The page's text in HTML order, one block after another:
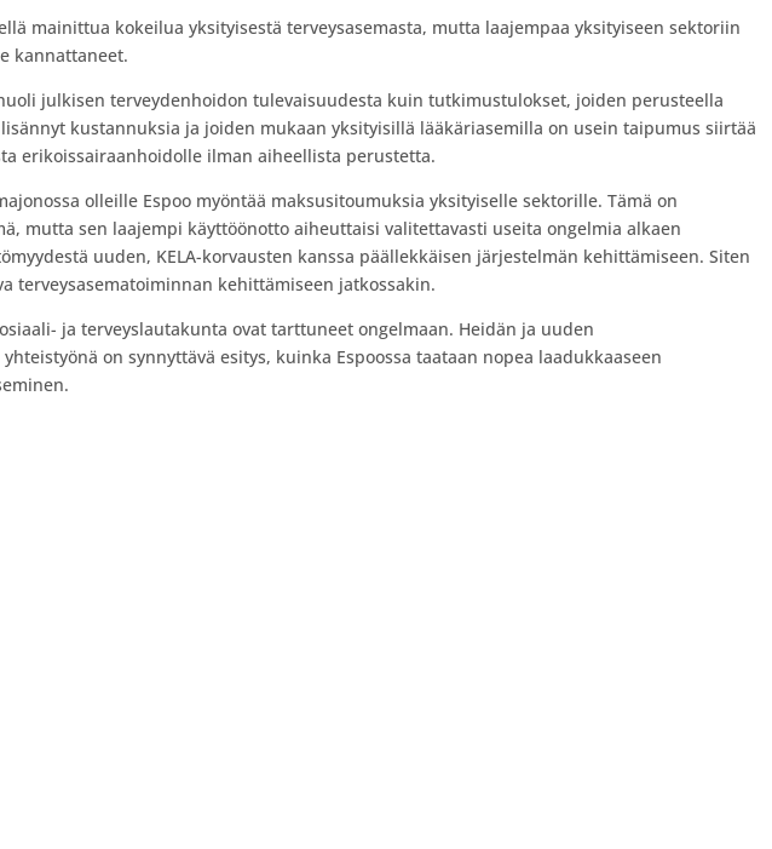
mainittua kokeilua yksityisestä terveysasemasta, mutta laajempaa yksityiseen sektoriin
kannattaneet.
julkisen terveydenhoidon tulevaisuudesta kuin tutkimustulokset, joiden perusteella
kustannuksia ja joiden mukaan yksityisillä lääkäriasemilla on usein taipumus siirtää
erikoissairaanhoidolle ilman aiheellista perustetta.
olleille Espoo myöntää maksusitoumuksia yksityiselle sektorille. Tämä on
mutta sen laajempi käyttöönotto aiheuttaisi valitettavasti useita ongelmia alkaen
uuden, KELA-korvausten kanssa päällekkäisen järjestelmän kehittämiseen. Siten
terveysasematoiminnan kehittämiseen jatkossakin.
ja terveyslautakunta ovat tarttuneet ongelmaan. Heidän ja uuden
on synnyttävä esitys, kuinka Espoossa taataan nopea laadukkaaseen